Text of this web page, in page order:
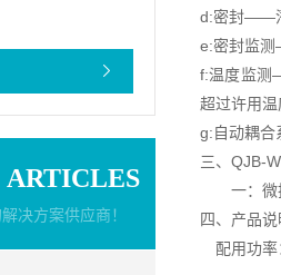
ARTICLES
决方案供应商！
d:密封——
e:密封监测
f:温度监测
超过许用
g:自动耦
三、QJB-
一：微扬
四、产品
配用功率